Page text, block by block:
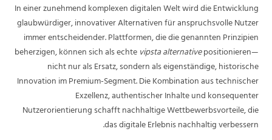
In einer zunehmend komplexen digitalen Welt wird die Entwicklung
glaubwürdiger, innovativer Alternativen für anspruchsvolle Nutzer
immer entscheidender. Plattformen, die die genannten Prinzipien
beherzigen, können sich als echtevipsta alternativepositionieren—
nicht nur als Ersatz, sondern als eigenständige, historische
Innovation im Premium-Segment. Die Kombination aus technischer
Exzellenz, authentischer Inhalte und konsequenter
Nutzerorientierung schafft nachhaltige Wettbewerbsvorteile, die
das digitale Erlebnis nachhaltig verbessern.